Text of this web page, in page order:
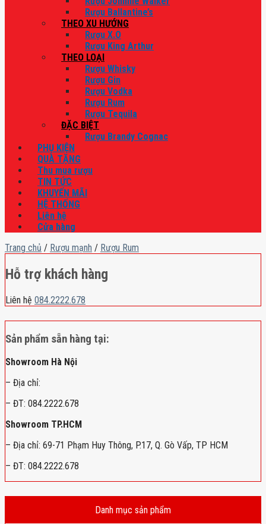
Rượu Ballantine’s
THEO XU HƯỚNG
Rượu X.O
Rượu King Arthur
THEO LOẠI
Rượu Whisky
Rượu Gin
Rượu Vodka
Rượu Rum
Rượu Tequila
ĐẶC BIỆT
Rượu Brandy Cognac
PHỤ KIỆN
QUÀ TẶNG
Thu mua rượu
TIN TỨC
KHUYẾN MÃI
HỆ THỐNG
Liên hệ
Cửa hàng
Trang chủ / Rượu mạnh / Rượu Rum
Hỗ trợ khách hàng
Liên hệ 084.2222.678
Sản phẩm sẵn hàng tại:
Showroom Hà Nội
– Địa chỉ:
– ĐT: 084.2222.678
Showroom TP.HCM
– Địa chỉ: 69-71 Phạm Huy Thông, P.17, Q. Gò Vấp, TP HCM
– ĐT: 084.2222.678
Danh mục sản phẩm